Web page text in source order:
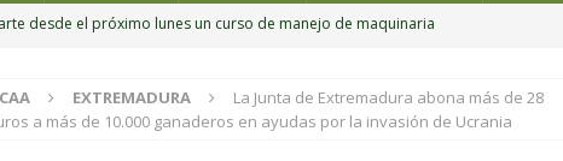
desde el próximo lunes un curso de manejo de maquinaria
de los nuevos altos cargos del Ministerio de Agricultura,
EXTREMADURA
La Junta de Extremadura abona más de 28
a más de 10.000 ganaderos en ayudas por la invasión de Ucrania